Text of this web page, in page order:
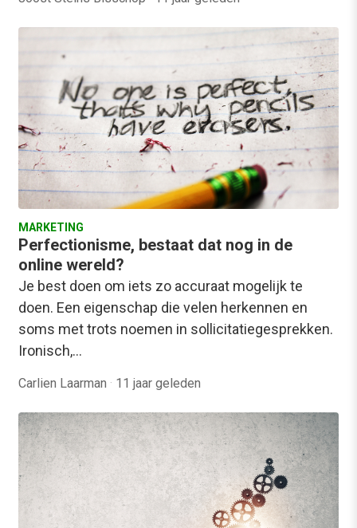
MARKETING
Perfectionisme, bestaat dat nog in de
online wereld?
Je best doen om iets zo accuraat mogelijk te
doen. Een eigenschap die velen herkennen en
soms met trots noemen in sollicitatiegesprekken.
Ironisch,…
Carlien Laarman · 11 jaar geleden